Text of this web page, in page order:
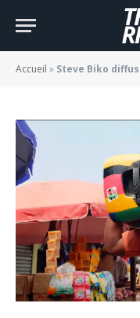
Accueil » Steve Biko diffuse les
« Je suis
BY JADE